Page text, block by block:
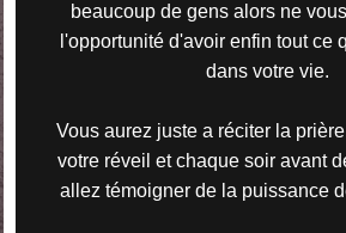
beaucoup de gens alors ne
l'opportunité d'avoir enfin tout ce
dans votre vie.
Vous aurez juste a réciter la
votre réveil et chaque soir avant
allez témoigner de la puissance